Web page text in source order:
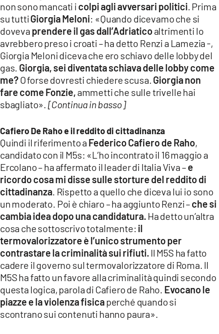
ILVIBONESE.IT
CATANZAROCHANNEL.IT
LACAPITALENEWS.IT
App
ANDROID
APPLE
non sono mancati i colpi agli avversari politici . Prima
su tuttiGiorgia Meloni: «Quando dicevamo che si
doveva prendere il gas dall’Adriaticoaltrimenti lo
avrebbero preso i croati – ha detto Renzi a Lamezia -,
Giorgia Meloni diceva che ero schiavo delle lobby del
gas. Giorgia, sei diventata schiava delle lobby come
me?O forse dovresti chiedere scusa. Giorgia non
fare come Fonzie, ammetti che sulle trivelle hai
sbagliato». [Continua in basso]
Cafiero De Raho e il reddito di cittadinanza
Quindi il riferimento a Federico Cafiero de Raho,
candidato con il M5s: «L’ho incontrato il 16 maggio a
Ercolano – ha affermato il leader di Italia Viva –e
ricordo cosa mi disse sulle storture del reddito di
cittadinanza . Rispetto a quello che diceva lui io sono
un moderato. Poi è chiaro – ha aggiunto Renzi –che si
cambia idea dopo una candidatura. Ha detto un’altra
cosa che sottoscrivo totalmente: il
termovalorizzatore è l’unico strumento per
contrastare la criminalità sui rifiuti. Il M5S ha fatto
cadere il governo sul termovalorizzatore di Roma. Il
M5S ha fatto un favore alla criminalità quindi secondo
questa logica, parola di Cafiero de Raho. Evocano le
piazze e la violenza fisicaperché quando si
scontrano sui contenuti hanno paura».